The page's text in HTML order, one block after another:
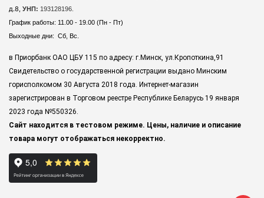
д.8, УНП: 193128196.
График работы: 11.00 - 19.00 (Пн - Пт)
Выходные дни: Сб, Вс.
в Приорбанк ОАО ЦБУ 115 по адресу: г.Минск, ул.Кропоткина,91
Свидетельство о государственной регистрации выдано Минским
горисполкомом 30 Августа 2018 года. Интернет-магазин
зарегистрирован в Торговом реестре Республике Беларусь 19 января
2023 года №550326.
Сайт находится в тестовом режиме. Цены, наличие и описание
товара могут отображаться некорректно.